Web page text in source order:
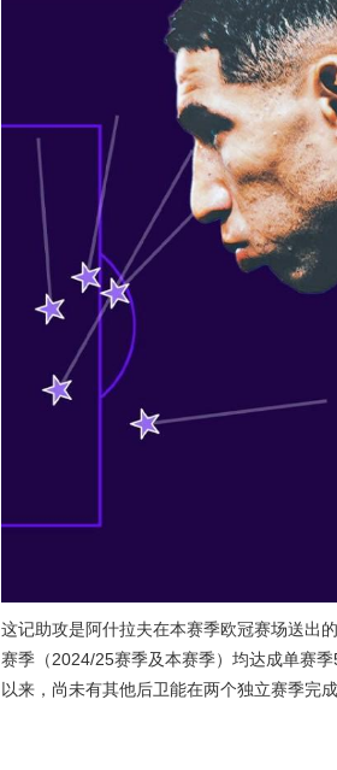
这记助攻是阿什拉夫在本赛季欧冠赛场送出
赛季（2024/25赛季及本赛季）均达成单赛
以来，尚未有其他后卫能在两个独立赛季完